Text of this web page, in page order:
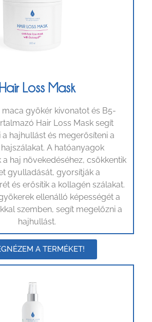
Hair Loss Mask
maca gyökér kivonatot és B5-
Hair Loss Mask segít
a hajhullást és megerősíteni a
A hatóanyagok
a haj növekedéséhez, csökkentik
gyulladását, gyorsítják a
és erősítik a kollagén szálakat.
ellenálló képességét a
szemben, segít megelőzni a
hajhullást.
A TERMÉKET!